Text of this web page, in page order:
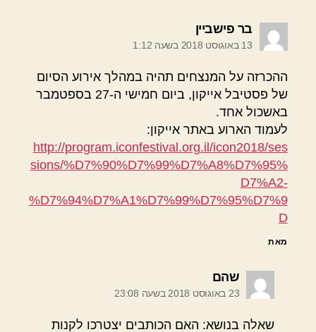
בר פישביין
13 באוגוסט 2018 בשעה 1:12
ההכרזה על המנצחים תהיה במהלך אירוע הסיום
של פסטיבל אייקון, ביום חמישי ה-27 בספטמבר
באשכול אחד.
לעמוד הארוע באתר אייקון:
http://program.iconfestival.org.il/icon2018/ses
sions/%D7%90%D7%99%D7%A8%D7%95%
D7%A2-
%D7%94%D7%A1%D7%99%D7%95%D7%9
D
מאת
שהם
23 באוגוסט 2018 בשעה 23:08
שאלה בנושא: האם הכותבים יצטרכו לקנות